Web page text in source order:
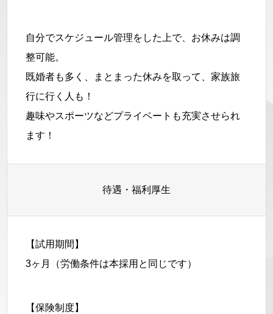
自分でスケジュール管理をした上で、お休みは調
整可能。
既婚者も多く、まとまった休みを取って、家族旅
行に行く人も！
趣味やスポーツなどプライベートも充実させられ
ます！
待遇・福利厚生
【試用期間】
3ヶ月（労働条件は本採用と同じです）
【保険制度】